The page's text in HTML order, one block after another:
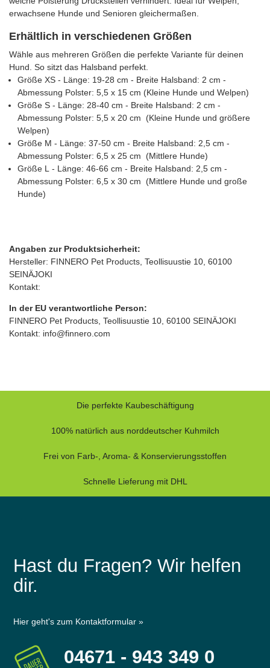
erwachsene Hunde und Senioren gleichermaßen.
Erhältlich in verschiedenen Größen
Wähle aus mehreren Größen die perfekte Variante für deinen
Hund. So sitzt das Halsband perfekt.
Größe XS - Länge: 19-28 cm - Breite Halsband: 2 cm -
Abmessung Polster: 5,5 x 15 cm (Kleine Hunde und Welpen)
Größe S - Länge: 28-40 cm - Breite Halsband: 2 cm -
Abmessung Polster: 5,5 x 20 cm (Kleine Hunde und größere
Welpen)
Größe M - Länge: 37-50 cm - Breite Halsband: 2,5 cm -
Abmessung Polster: 6,5 x 25 cm (Mittlere Hunde)
Größe L - Länge: 46-66 cm - Breite Halsband: 2,5 cm -
Abmessung Polster: 6,5 x 30 cm (Mittlere Hunde und große
Hunde)
Angaben zur Produktsicherheit:
Hersteller: FINNERO Pet Products, Teollisuustie 10, 60100
SEINÄJOKI
Kontakt:
In der EU verantwortliche Person:
FINNERO Pet Products, Teollisuustie 10, 60100 SEINÄJOKI
Kontakt: info@finnero.com
Die perfekte Kaubeschäftigung
100% natürlich aus norddeutscher Kuhmilch
Frei von Farb-, Aroma- & Konservierungsstoffen
Schnelle Lieferung mit DHL
Hast du Fragen? Wir helfen
dir.
Hier geht's zum Kontaktformular »
04671 - 943 349 0